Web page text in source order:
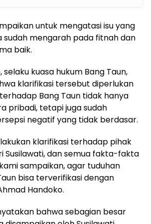
untuk mengatasi isu yang
mengarah pada fitnah dan
baik.
kuasa hukum Bang Taun,
klarifikasi tersebut diperlukan
Bang Taun tidak hanya
pribadi, tetapi juga sudah
negatif yang tidak berdasar.
klarifikasi terhadap pihak
Susilawati, dan semua fakta-fakta
sampaikan, agar tuduhan
bisa terverifikasi dengan
Handoko.
bahwa sebagian besar